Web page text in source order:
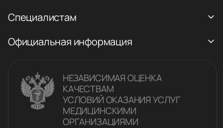
Специалистам
Официальная информация
НЕЗАВИСИМАЯ ОЦЕНКА
КАЧЕСТВАM
УСЛОВИЙ ОКАЗАНИЯ УСЛУГ
МЕДИЦИНСКИМИ
ОРГАНИЗАЦИЯМИ